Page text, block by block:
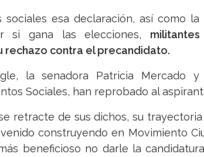
esa declaración, así como la
si gana las elecciones,
rechazo contra el precandidato.
la senadora Patricia Mercado y
Sociales, han reprobado al
retracte de sus dichos, su
construyendo en Movimiento
beneficioso no darle la